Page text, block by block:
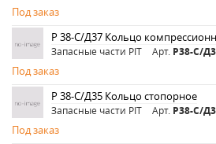
Под заказ
Р 38-С/Д37 Кольцо
Запасные части PIT Арт. Р38-С/
Под заказ
Р 38-С/Д35 Кольцо стопорное
Запасные части PIT Арт. Р38-С/
Под заказ